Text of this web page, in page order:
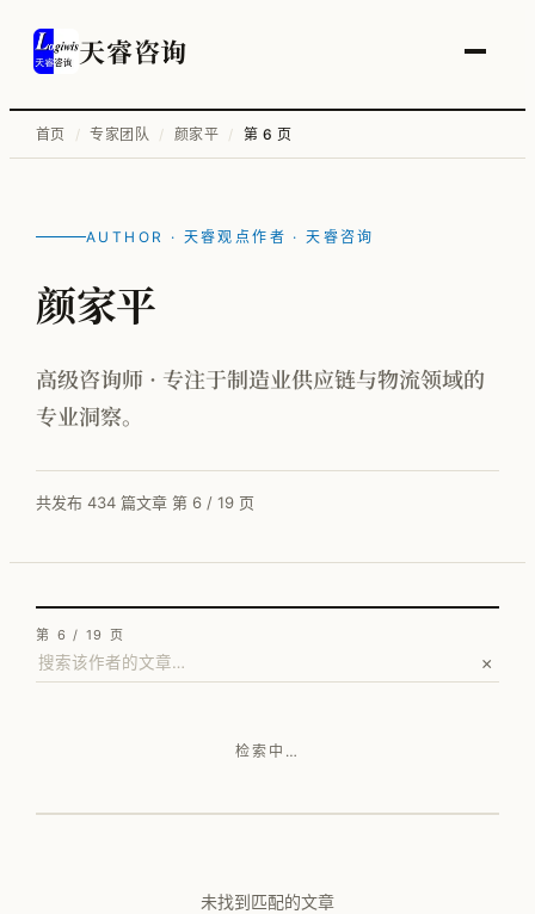
天睿咨询
工厂升级改造
物流培训
按行业看 · 电子行业
按行业看 · 工程机械
首页 / 专家团队 / 颜家平 / 第 6 页
AUTHOR · 天睿观点作者 · 天睿咨询
颜家平
高级咨询师 · 专注于制造业供应链与物流领域的
专业洞察。
共发布 434 篇文章 第 6 / 19 页
第 6 / 19 页
×
检索中…
未找到匹配的文章